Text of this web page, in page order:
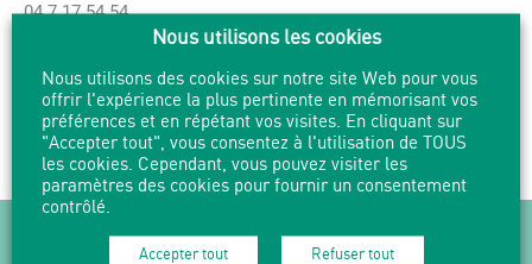
04.7.17.54.54
PARTAGER IMPRIMER
NEWSLETTER
Nous utilisons les cookies
Nous utilisons des cookies sur notre site Web pour vous
offrir l'expérience la plus pertinente en mémorisant vos
préférences et en répétant vos visites. En cliquant sur
"Accepter tout", vous consentez à l'utilisation de TOUS
les cookies. Cependant, vous pouvez visiter les
paramètres des cookies pour fournir un consentement
contrôlé.
Accepter tout Refuser tout